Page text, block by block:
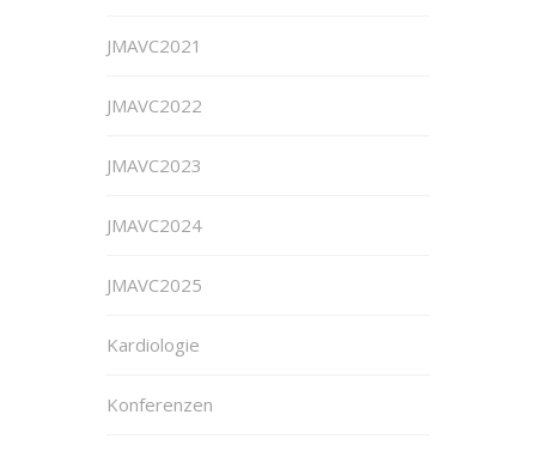
JMAVC2021
JMAVC2022
JMAVC2023
JMAVC2024
JMAVC2025
Kardiologie
Konferenzen